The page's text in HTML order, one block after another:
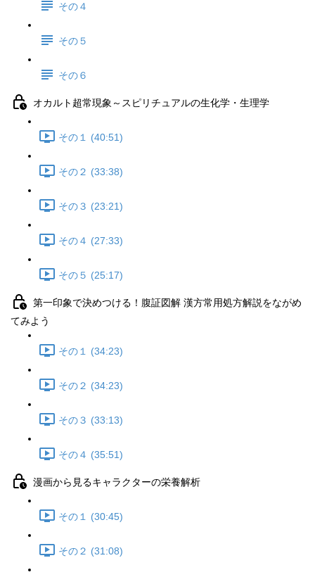
その４
その５
その６
オカルト超常現象～スピリチュアルの生化学・生理学
その１ (40:51)
その２ (33:38)
その３ (23:21)
その４ (27:33)
その５ (25:17)
第一印象で決めつける！腹証図解 漢方常用処方解説をながめ
てみよう
その１ (34:23)
その２ (34:23)
その３ (33:13)
その４ (35:51)
漫画から見るキャラクターの栄養解析
その１ (30:45)
その２ (31:08)